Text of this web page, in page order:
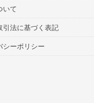
いて
引法に基づく表記
シーポリシー